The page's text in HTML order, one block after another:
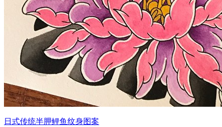
日式传统半胛鲤鱼纹身图案